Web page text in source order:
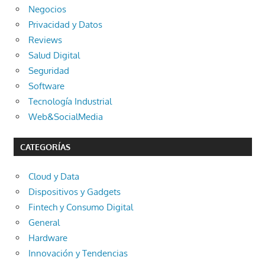
Negocios
Privacidad y Datos
Reviews
Salud Digital
Seguridad
Software
Tecnología Industrial
Web&SocialMedia
CATEGORÍAS
Cloud y Data
Dispositivos y Gadgets
Fintech y Consumo Digital
General
Hardware
Innovación y Tendencias